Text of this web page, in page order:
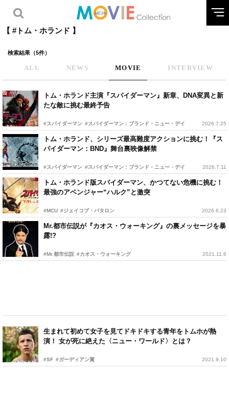
【 #トム・ホランド 】
検索結果（5件）
ALL NEWS MOVIE INTERVIEW
トム・ホランド主演『スパイダーマン』新章、DNA変異と新
たな敵に挑む最終予告
#スパイダーマン #スパイダーマン：ブランド・ニュー・デイ 2026.7.25
トム・ホランド、シリーズ最高難度アクションに挑む！『ス
パイダーマン：BND』舞台裏映像解禁
#スパイダーマン #スパイダーマン：ブランド・ニュー・デイ 2026.7.11
トム・ホランド版スパイダーマン、かつてない危機に挑む！
最強のアベンジャー“ハルク”と激突
#MCU #ジェイコブ・バタロン 2026.6.23
Mr.都市伝説が『カオス・ウォーキング』の裏メッセージを暴
露!?
#Mr.都市伝説 #カオス・ウォーキング 2021.11.6
生まれて初めて女子を見てドキドキする青年をトムホが熱
演！ 女が死に絶えた〈ニュー・ワールド〉とは？
#SF #ガーディアン賞 2021.9.10